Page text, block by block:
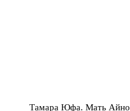
Тамара Юфа. Мать Айно